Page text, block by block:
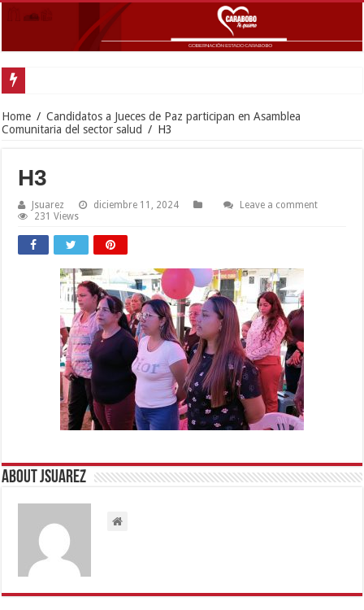
Home / Candidatos a Jueces de Paz participan en Asamblea
Comunitaria del sector salud / H3
H3
Jsuarez diciembre 11, 2024
Leave a comment
231 Views
About Jsuarez